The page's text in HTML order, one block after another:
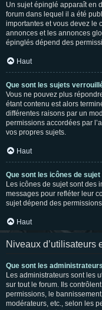
Un sujet épinglé apparaît en
forum dans lequel il a été
importantes et vous devez le
annonces et les annonces
épinglés dépend des
Haut
Que sont les sujets
Vous ne pouvez plus
étant contenu est alors
différentes raisons par un
permissions accordées par
vos propres sujets.
Haut
Que sont les icônes de sujet
Les icônes de sujet sont des
messages pour refléter leur
sujet dépend des
Haut
Niveaux d’utilisateurs
Que sont les
Les administrateurs sont les
sur tout le forum. Ils
permissions, le
modérateurs, etc., selon les